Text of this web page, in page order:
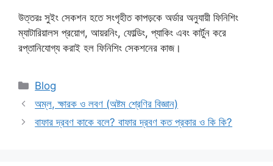
উত্তরঃ সুইং সেকশন হতে সংগৃহীত কাপড়কে অর্ডার অনুযায়ী ফিনিশিং
ম্যাটারিয়ালস প্রয়োগ, আয়রনিং, ফোল্ডিং, প্যাকিং এবং কার্টুন করে
রপ্তানিযোগ্য করাই হল ফিনিশিং সেকশনের কাজ।
Categories
Blog
অম্ল, ক্ষারক ও লবণ (অষ্টম শ্রেণির বিজ্ঞান)
বাফার দ্রবণ কাকে বলে? বাফার দ্রবণ কত প্রকার ও কি কি?